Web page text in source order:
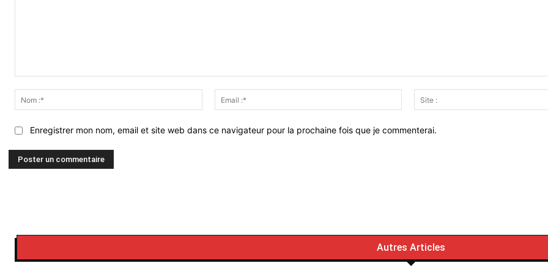
:*
Email
:*
Enregistrer mon nom, email et site web dans ce navigateur pour la prochaine fois que je commenterai.
Autres Articles